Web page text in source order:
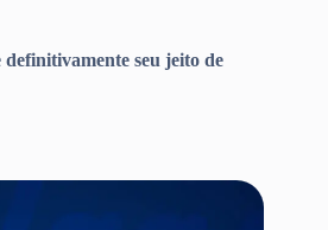
seu jeito de